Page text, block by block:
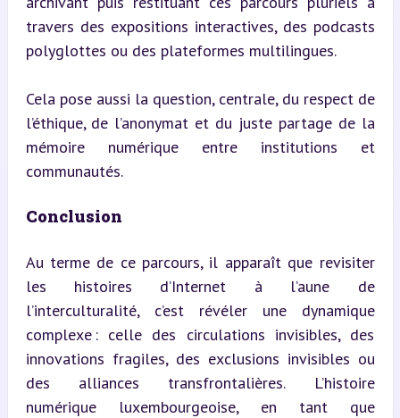
travers des expositions interactives, des podcasts
polyglottes ou des plateformes multilingues.
Cela pose aussi la question, centrale, du respect de
l’éthique, de l’anonymat et du juste partage de la
mémoire numérique entre institutions et
communautés.
Conclusion
Au terme de ce parcours, il apparaît que revisiter
les histoires d’Internet à l’aune de
l’interculturalité, c’est révéler une dynamique
complexe : celle des circulations invisibles, des
innovations fragiles, des exclusions invisibles ou
des alliances transfrontalières. L’histoire
numérique luxembourgeoise, en tant que